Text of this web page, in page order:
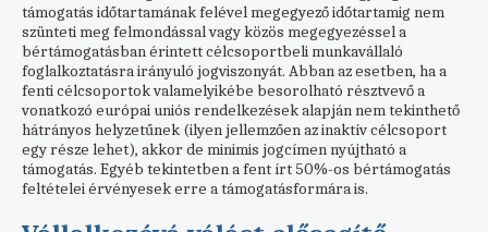
támogatás időtartamának felével megegyező időtartamig nem
szünteti meg felmondással vagy közös megegyezéssel a
bértámogatásban érintett célcsoportbeli munkavállaló
foglalkoztatásra irányuló jogviszonyát. Abban az esetben, ha a
fenti célcsoportok valamelyikébe besorolható résztvevő a
vonatkozó európai uniós rendelkezések alapján nem tekinthető
hátrányos helyzetűnek (ilyen jellemzően az inaktív célcsoport
egy része lehet), akkor de minimis jogcímen nyújtható a
támogatás. Egyéb tekintetben a fent írt 50%-os bértámogatás
feltételei érvényesek erre a támogatásformára is.